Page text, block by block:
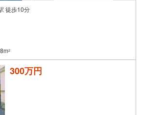
徒歩10分
2
300万円